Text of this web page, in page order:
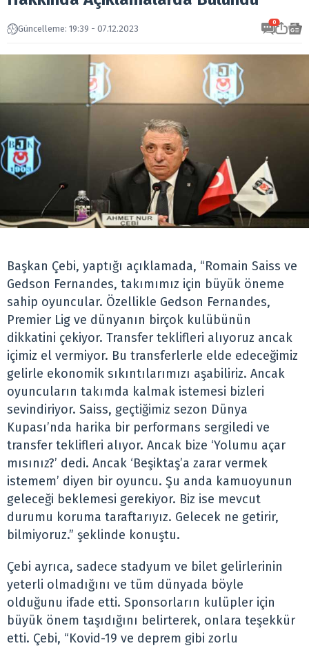
Güncelleme: 19:39 - 07.12.2023
0
Başkan Çebi, yaptığı açıklamada, “Romain Saiss ve
Gedson Fernandes, takımımız için büyük öneme
sahip oyuncular. Özellikle Gedson Fernandes,
Premier Lig ve dünyanın birçok kulübünün
dikkatini çekiyor. Transfer teklifleri alıyoruz ancak
içimiz el vermiyor. Bu transferlerle elde edeceğimiz
gelirle ekonomik sıkıntılarımızı aşabiliriz. Ancak
oyuncuların takımda kalmak istemesi bizleri
sevindiriyor. Saiss, geçtiğimiz sezon Dünya
Kupası’nda harika bir performans sergiledi ve
transfer teklifleri alıyor. Ancak bize ‘Yolumu açar
mısınız?’ dedi. Ancak ‘Beşiktaş’a zarar vermek
istemem’ diyen bir oyuncu. Şu anda kamuoyunun
geleceği beklemesi gerekiyor. Biz ise mevcut
durumu koruma taraftarıyız. Gelecek ne getirir,
bilmiyoruz.” şeklinde konuştu.
Çebi ayrıca, sadece stadyum ve bilet gelirlerinin
yeterli olmadığını ve tüm dünyada böyle
olduğunu ifade etti. Sponsorların kulüpler için
büyük önem taşıdığını belirterek, onlara teşekkür
etti. Çebi, “Kovid-19 ve deprem gibi zorlu